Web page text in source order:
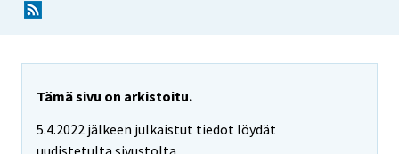
Tämä sivu on arkistoitu.
5.4.2022 jälkeen julkaistut tiedot löydät